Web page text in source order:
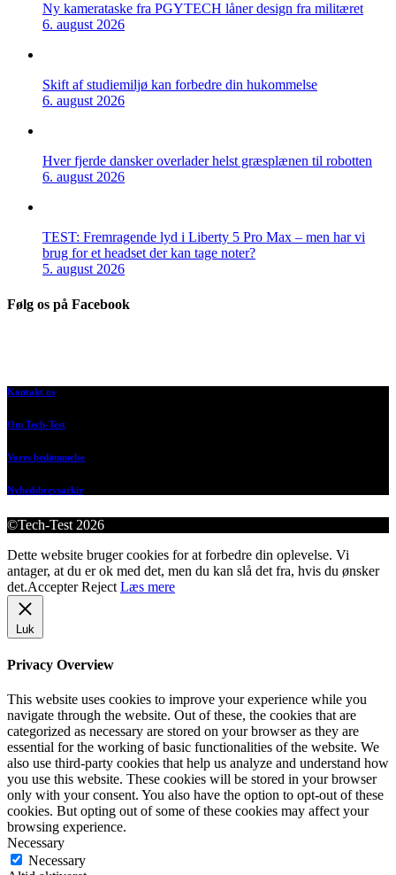
Ny kamerataske fra PGYTECH låner design fra militæret
6. august 2026
Skift af studiemiljø kan forbedre din hukommelse
6. august 2026
Hver fjerde dansker overlader helst græsplænen til robotten
6. august 2026
TEST: Fremragende lyd i Liberty 5 Pro Max – men har vi
brug for et headset der kan tage noter?
5. august 2026
Følg os på Facebook
Kontakt os
Om Tech-Test
Vores bedømmelse
Nyhedsbrevsarkiv
©Tech-Test 2026
Dette website bruger cookies for at forbedre din oplevelse. Vi
antager, at du er ok med det, men du kan slå det fra, hvis du ønsker
det.Accepter Reject Læs mere
Luk
Privacy Overview
This website uses cookies to improve your experience while you
navigate through the website. Out of these, the cookies that are
categorized as necessary are stored on your browser as they are
essential for the working of basic functionalities of the website. We
also use third-party cookies that help us analyze and understand how
you use this website. These cookies will be stored in your browser
only with your consent. You also have the option to opt-out of these
cookies. But opting out of some of these cookies may affect your
browsing experience.
Necessary
Necessary